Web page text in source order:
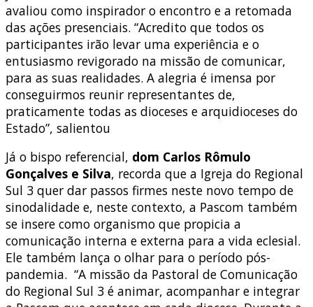
avaliou como inspirador o encontro e a retomada
das ações presenciais. “Acredito que todos os
participantes irão levar uma experiência e o
entusiasmo revigorado na missão de comunicar,
para as suas realidades. A alegria é imensa por
conseguirmos reunir representantes de,
praticamente todas as dioceses e arquidioceses do
Estado”, salientou
Já o bispo referencial, dom Carlos Rômulo
Gonçalves e Silva, recorda que a Igreja do Regional
Sul 3 quer dar passos firmes neste novo tempo de
sinodalidade e, neste contexto, a Pascom também
se insere como organismo que propicia a
comunicação interna e externa para a vida eclesial.
Ele também lança o olhar para o período pós-
pandemia. “A missão da Pastoral de Comunicação
do Regional Sul 3 é animar, acompanhar e integrar